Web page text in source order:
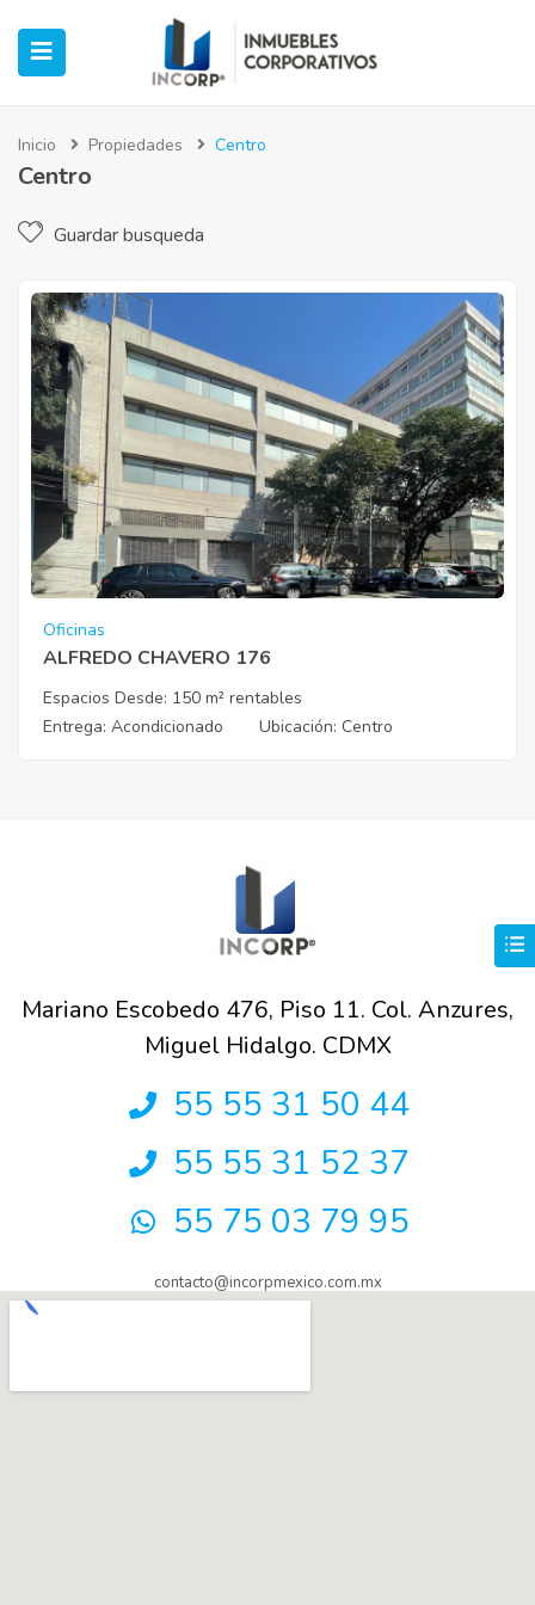
(Retail)
(Casos de Éxito)
Inicio Propiedades Centro
Centro
Guardar busqueda
Oficinas
ALFREDO CHAVERO 176
Espacios Desde: 150 m² rentables
Entrega: Acondicionado Ubicación: Centro
Mariano Escobedo 476, Piso 11. Col. Anzures,
Miguel Hidalgo. CDMX
55 55 31 50 44
55 55 31 52 37
55 75 03 79 95
contacto@incorpmexico.com.mx